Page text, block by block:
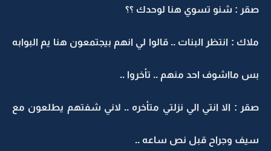
صقر : شنو تسوي هنا لوحدك ؟؟
ملاك : انتظر البنات .. قالوا لي انهم بيجتمعون هنا يم البوابه
بس مااشوف احد منهم .. تأخروا ..
صقر : الا انتي الي نزلتي متأخره .. لاني شفتهم يطلعون مع
سيف وجراح قبل نص ساعه ..